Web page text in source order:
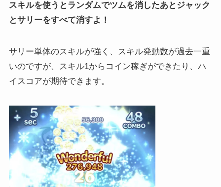
スキルを使うとランダムでツムを消したあとジャック
とサリーをすべて消すよ！
サリー単体のスキルが強く、スキル発動数が過去一重
いのですが、スキル1からコイン稼ぎができたり、ハ
イスコアが期待できます。